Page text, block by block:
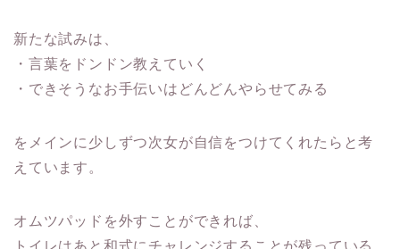
新たな試みは、
・言葉をドンドン教えていく
・できそうなお手伝いはどんどんやらせてみる
をメインに少しずつ次女が自信をつけてくれたらと考
えています。
オムツパッドを外すことができれば、
トイレはあと和式にチャレンジすることが残っている